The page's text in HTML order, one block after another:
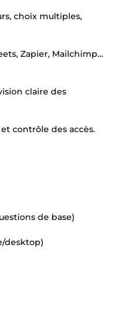
choix multiples,
Zapier, Mailchimp…
claire des
contrôle des accès.
de base)
desktop)